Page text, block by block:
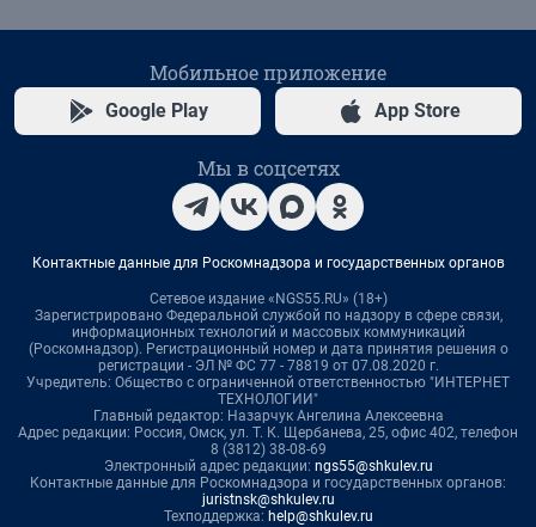
Мобильное приложение
Google Play App Store
Мы в соцсетях
Контактные данные для Роскомнадзора и государственных органов
Сетевое издание «NGS55.RU» (18+)
Зарегистрировано Федеральной службой по надзору в сфере связи,
информационных технологий и массовых коммуникаций
(Роскомнадзор). Регистрационный номер и дата принятия решения о
регистрации - ЭЛ № ФС 77 - 78819 от 07.08.2020 г.
Учредитель: Общество с ограниченной ответственностью "ИНТЕРНЕТ
ТЕХНОЛОГИИ"
Главный редактор: Назарчук Ангелина Алексеевна
Адрес редакции: Россия, Омск, ул. Т. К. Щербанева, 25, офис 402, телефон
8 (3812) 38-08-69
Электронный адрес редакции: ngs55@shkulev.ru
Контактные данные для Роскомнадзора и государственных органов:
juristnsk@shkulev.ru
Техподдержка: help@shkulev.ru